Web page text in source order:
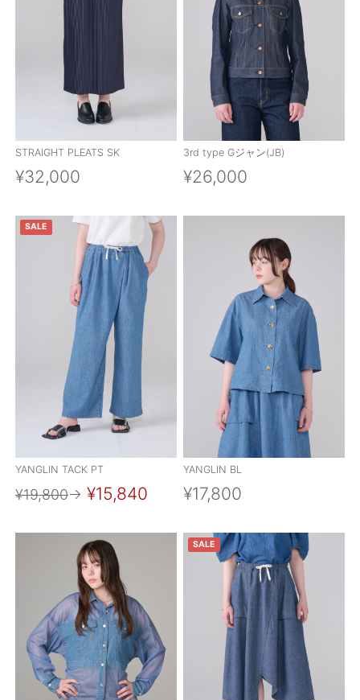
STRAIGHT PLEATS SK
¥32,000
3rd type Gジャン(JB)
¥26,000
SALE
YANGLIN TACK PT
¥19,800→ ¥15,840
YANGLIN BL
¥17,800
SALE